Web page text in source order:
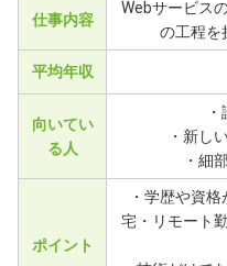
仕事内容
Webサービス
の工程を
平均年収
向いてい
る人
・新し
・細
ポイント
・学歴や資
宅・リモート